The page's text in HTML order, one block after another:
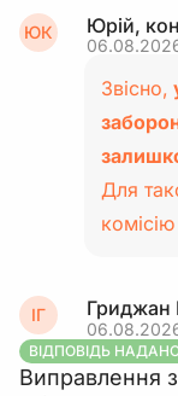
ЮК Юрій,
Звісно,
Для
ІГ Гриджан
ВІДПОВІДЬ
Виправлення